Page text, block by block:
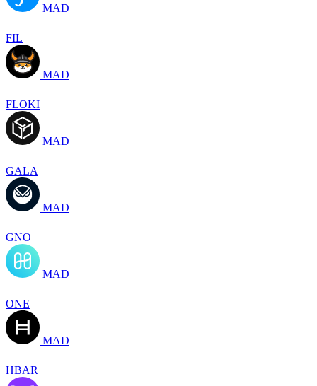
MAD
FIL
MAD
FLOKI
MAD
GALA
MAD
GNO
MAD
ONE
MAD
HBAR